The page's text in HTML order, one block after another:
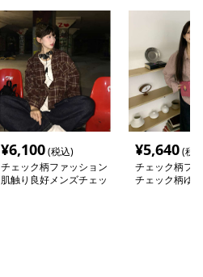
¥6,100(税込)
チェック柄ファッション
肌触り良好メンズチェッ
¥5,640(税
チェック柄フ
チェック柄ゆ